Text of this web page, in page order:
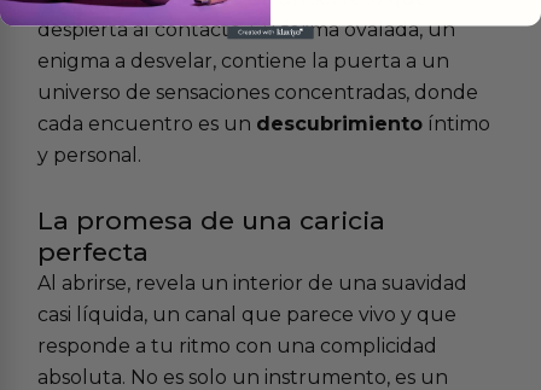
despierta al contacto. Su forma ovalada, un
enigma a desvelar, contiene la puerta a un
universo de sensaciones concentradas, donde
cada encuentro es un descubrimiento íntimo
y personal.
La promesa de una caricia
perfecta
Al abrirse, revela un interior de una suavidad
casi líquida, un canal que parece vivo y que
responde a tu ritmo con una complicidad
absoluta. No es solo un instrumento, es un